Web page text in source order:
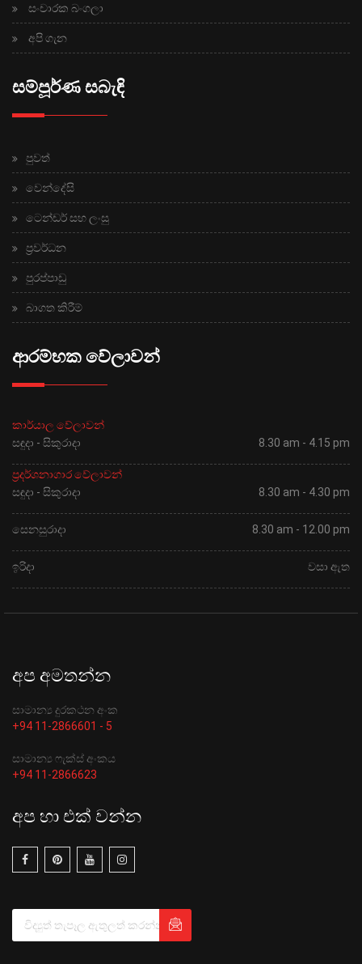
සංචාරක බංගලා
අපි ගැන
සම්පූර්ණ සබැඳි
පුවත්
වෙන්දේසි
ටෙන්ඩර් සහ ලංසු
ප්‍රවර්ධන
පුරප්පාඩු
බාගත කිරීම්
ආරම්භක වේලාවන්
කාර්යාල වේලාවන්
සඳුදා - සිකුරාදා
8.30 am - 4.15 pm
ප්‍රදර්ශනාගාර වේලාවන්
සඳුදා - සිකුරාදා
8.30 am - 4.30 pm
සෙනසුරාදා 8.30 am - 12.00 pm
ඉරිදා වසා ඇත
අප අමතන්න
සාමාන්‍ය දුරකථන අංක
+94 11-2866601 - 5
සාමාන්‍ය ෆැක්ස් අංකය
+94 11-2866623
අප හා එක් වන්න